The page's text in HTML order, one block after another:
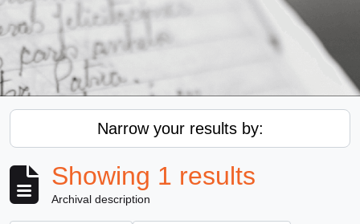
Narrow your results by:
Showing 1 results
Archival description